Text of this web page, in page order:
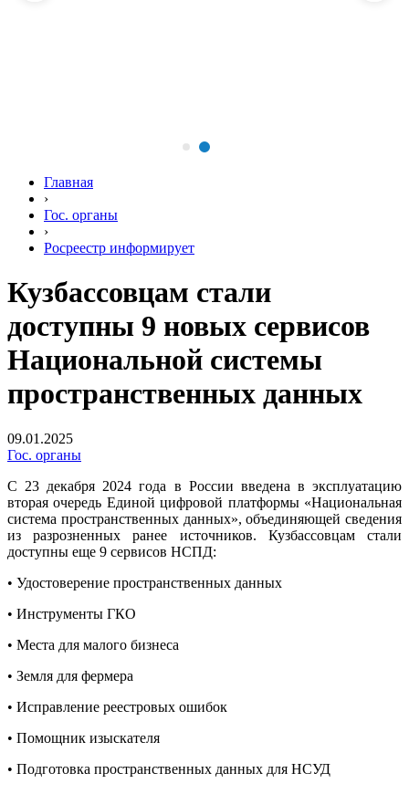
Главная
›
Гос. органы
›
Росреестр информирует
Кузбассовцам стали
доступны 9 новых сервисов
Национальной системы
пространственных данных
09.01.2025
Гос. органы
С 23 декабря 2024 года в России введена в эксплуатацию
вторая очередь Единой цифровой платформы «Национальная
система пространственных данных», объединяющей сведения
из разрозненных ранее источников. Кузбассовцам стали
доступны еще 9 сервисов НСПД:
• Удостоверение пространственных данных
• Инструменты ГКО
• Места для малого бизнеса
• Земля для фермера
• Исправление реестровых ошибок
• Помощник изыскателя
• Подготовка пространственных данных для НСУД